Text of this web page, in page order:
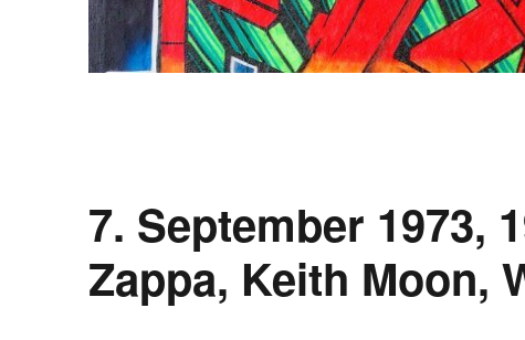
7. September 1973,
Zappa, Keith Moon,